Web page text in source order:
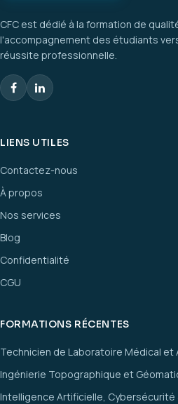
CFC est dédié à la formation de
l'accompagnement des étudiants
réussite professionnelle.
LIENS UTILES
Contactez-nous
À propos
Nos services
Blog
Confidentialité
CGU
FORMATIONS RÉCENTES
Technicien de Laboratoire Médical et
Ingénierie Topographique et
Intelligence Artificielle, Cybersécurité